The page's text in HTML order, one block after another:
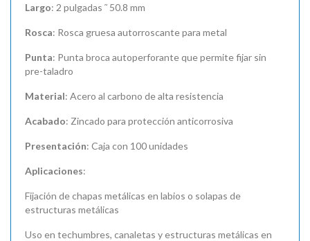
Largo: 2 pulgadas ˜ 50.8 mm
Rosca: Rosca gruesa autorroscante para metal
Punta: Punta broca autoperforante que permite fijar sin
pre-taladro
Material: Acero al carbono de alta resistencia
Acabado: Zincado para protección anticorrosiva
Presentación: Caja con 100 unidades
Aplicaciones:
Fijación de chapas metálicas en labios o solapas de
estructuras metálicas
Uso en techumbres, canaletas y estructuras metálicas en